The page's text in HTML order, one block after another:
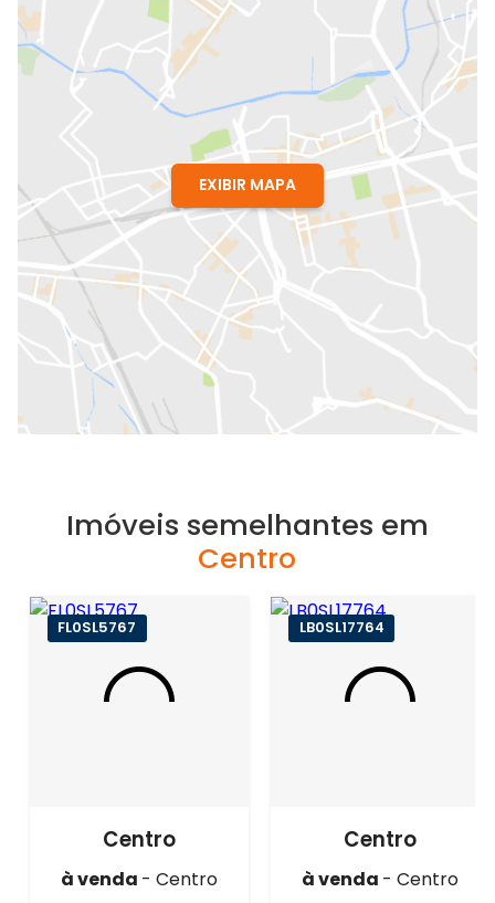
EXIBIR MAPA
Imóveis semelhantes em
Centro
FL0SL5767
Centro
à venda - Centro
LB0SL17764
Centro
à venda - Centro